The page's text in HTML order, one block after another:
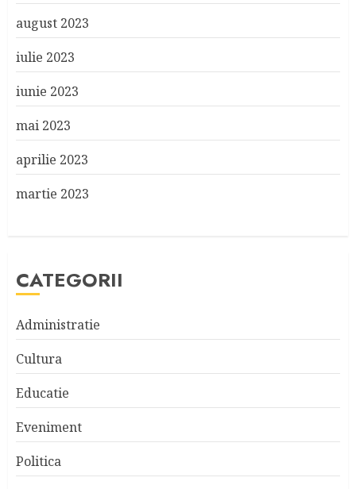
august 2023
iulie 2023
iunie 2023
mai 2023
aprilie 2023
martie 2023
CATEGORII
Administratie
Cultura
Educatie
Eveniment
Politica